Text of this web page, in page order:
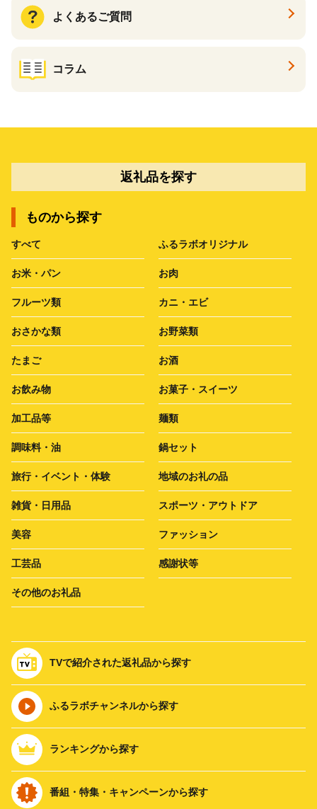
よくあるご質問
コラム
返礼品を探す
ものから探す
すべて ふるラボオリジナル
お米・パン お肉
フルーツ類 カニ・エビ
おさかな類 お野菜類
たまご お酒
お飲み物 お菓子・スイーツ
加工品等 麺類
調味料・油 鍋セット
旅行・イベント・体験 地域のお礼の品
雑貨・日用品 スポーツ・アウトドア
美容 ファッション
工芸品 感謝状等
その他のお礼品
TVで紹介された返礼品から探す
ふるラボチャンネルから探す
ランキングから探す
番組・特集・キャンペーンから探す